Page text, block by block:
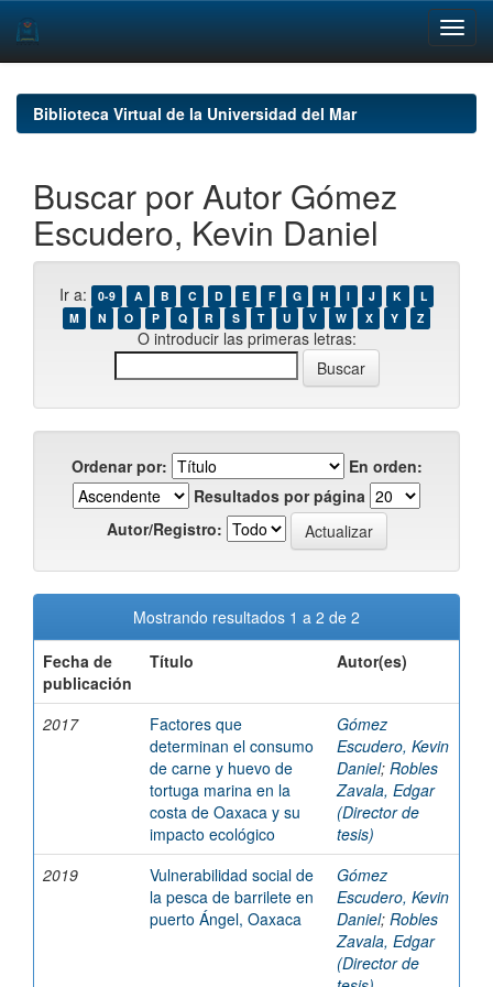
navigationBiblioteca Virtual de la Universidad del Mar
Buscar por Autor Gómez
Escudero, Kevin Daniel
Ir a: 0-9 A B C D E F G H I J K
L
M
N O P Q R S T U V W X Y Z
O introducir las primeras letras:
Ordenar por:
En orden:
Resultados por página
Autor/Registro:
Mostrando resultados 1 a 2 de 2
Fecha de
publicación
Título Autor(es)
2017
Factores que
determinan el consumo
de carne y huevo de
tortuga marina en la
costa de Oaxaca y su
impacto ecológico
Gómez
Escudero, Kevin
Daniel; Robles
Zavala, Edgar
(Director de
tesis)
2019
Vulnerabilidad social de
la pesca de barrilete en
puerto Ángel, Oaxaca
Gómez
Escudero, Kevin
Daniel; Robles
Zavala, Edgar
(Director de